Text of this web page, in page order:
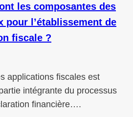
les composantes des
pour l’établissement de
fiscale ?
applications fiscales est
intégrante du processus
financière….